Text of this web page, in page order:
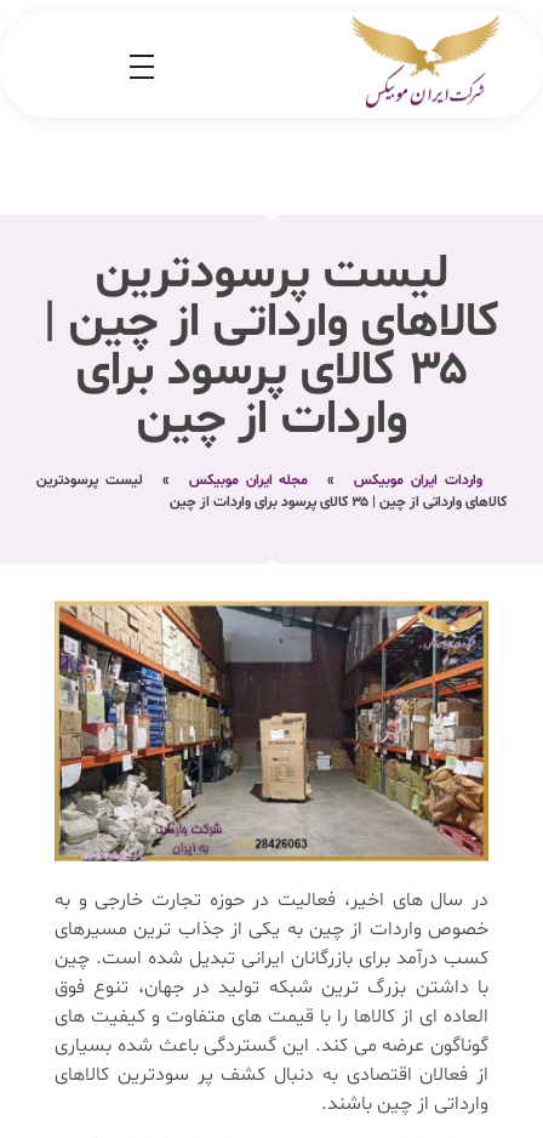
لیست پرسودترین
کالاهای وارداتی از چین |
۳۵ کالای پرسود برای
واردات از چین
واردات ایران موبیکس » مجله ایران موبیکس »
لیست پرسودترین
کالاهای وارداتی از چین | ۳۵ کالای پرسود برای واردات از چین
در سال های اخیر، فعالیت در حوزه تجارت خارجی و به
خصوص واردات از چین به یکی از جذاب ترین مسیرهای
کسب درآمد برای بازرگانان ایرانی تبدیل شده است. چین
با داشتن بزرگ ترین شبکه تولید در جهان، تنوع فوق
العاده ای از کالاها را با قیمت های متفاوت و کیفیت های
گوناگون عرضه می کند. این گستردگی باعث شده بسیاری
از فعالان اقتصادی به دنبال کشف پر سودترین کالاهای
وارداتی از چین باشند.